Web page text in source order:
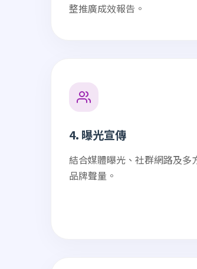
整推廣成效報告。
4. 曝光宣傳
結合媒體曝光、社群網路及多
品牌聲量。